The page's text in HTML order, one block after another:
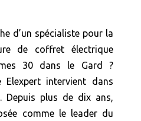
d’un spécialiste pour la
de coffret électrique
30 dans le Gard ?
Elexpert intervient dans
Depuis plus de dix ans,
comme le leader du